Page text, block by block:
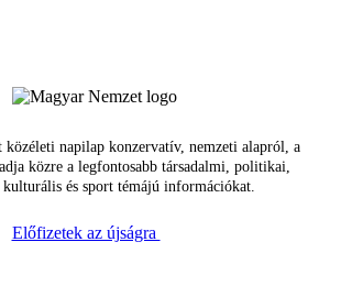
közéleti napilap konzervatív, nemzeti alapról, a
közre a legfontosabb társadalmi, politikai,
kulturális és sport témájú információkat.
Előfizetek az újságra